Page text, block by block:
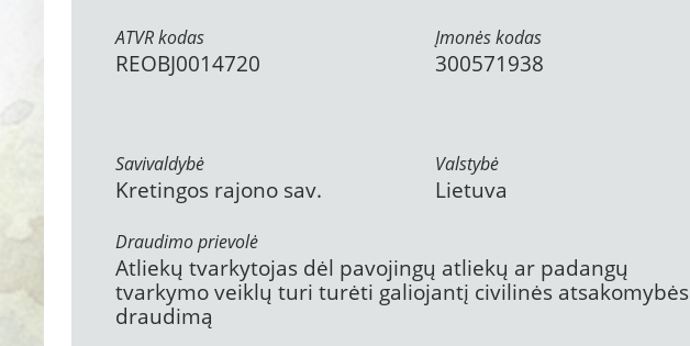
ATVR kodas
REOBJ0014720
Įmonės kodas
300571938
Savivaldybė
Kretingos rajono sav.
Valstybė
Lietuva
Draudimo prievolė
Atliekų tvarkytojas dėl pavojingų atliekų ar padangų
tvarkymo veiklų turi turėti galiojantį civilinės atsakomybės
draudimą